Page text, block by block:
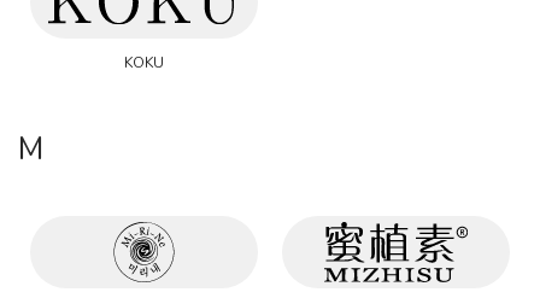
KOKU
M